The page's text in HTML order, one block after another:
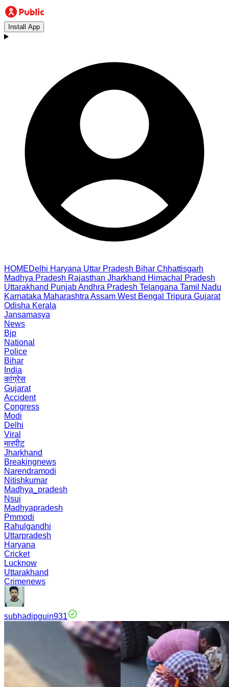
Install App
HOMEDelhi Haryana Uttar Pradesh Bihar Chhattisgarh
Madhya Pradesh Rajasthan Jharkhand Himachal Pradesh
Uttarakhand PunjabAndhra Pradesh Telangana Tamil Nadu
Karnataka Maharashtra Assam West Bengal Tripura Gujarat
Odisha Kerala
Jansamasya
News
Bjp
National
Police
Bihar
India
कांग्रेस
Gujarat
Accident
Congress
Modi
Delhi
Viral
मारपीट
Jharkhand
Breakingnews
Narendramodi
Nitishkumar
Madhya_pradesh
Nsui
Madhyapradesh
Pmmodi
Rahulgandhi
Uttarpradesh
Haryana
Cricket
Lucknow
Uttarakhand
Crimenews
subhadipguin931